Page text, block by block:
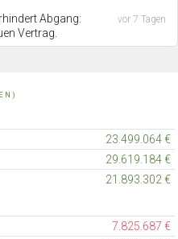
Abgang:
Vertrag.
vor 7 Tagen
23.499.064 €
29.619.184 €
21.893.302 €
7.825.687 €